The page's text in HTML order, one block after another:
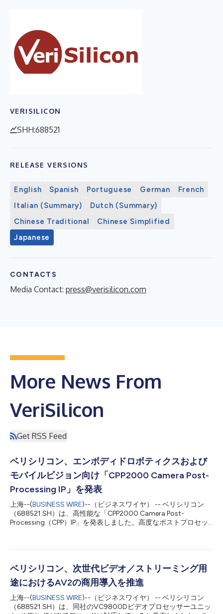
VERISILICON
SHH:688521
RELEASE VERSIONS
English Spanish Portuguese German
French
Italian (Summary)
Dutch (Summary)
Chinese Traditional
Chinese Simplified
Japanese
CONTACTS
Media Contact: press@verisilicon.com
More News From
VeriSilicon
Get RSS Feed
ベリシリコン、エンボディドロボティクスおよび
モバイルビジョン向け「CPP2000 Camera Post-
Processing IP」を発表
上海--(BUSINESS WIRE)--（ビジネスワイヤ） -- ベリシリコン
（688521.SH）は、高性能な「CPP2000 Camera Post-
Processing（CPP）IP」を発表しました。高度なポストプロセッ
がら撮影を行うイメージング環境における画質と視覚認識性能を
ョン用途において、より信頼性の高いビジョン性能を実現しま
す。 CPP2000は複数の画像処理技術を統合し、イメージシグナ
ルプロセッサー（ISP）から出力されるYUV画像をさらに最適化
します。本IPは最大8K解像度の画像・動画処理に対応しており、
消費電力、性能、チップ面積（PPA）、レイテンシーに関する多
様な要件に対応できるよう、複数のハードウェア構成オプション
ベリシリコン、次世代ビデオ／ストリーミング用
途におけるAV2の商用導入を推進
上海--(BUSINESS WIRE)--（ビジネスワイヤ） -- ベリシリコン
（688521.SH）は、同社のVC9800Dビデオプロセッサーユニッ